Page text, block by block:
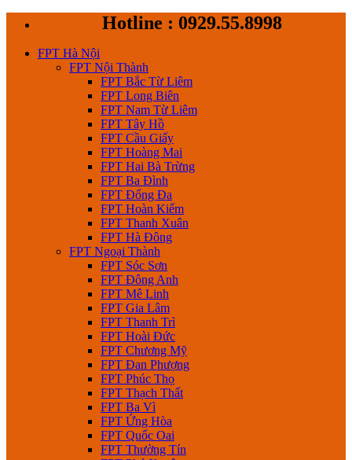
content
Hotline : 0929.55.8998
FPT Hà Nội
FPT Nội Thành
FPT Bắc Từ Liêm
FPT Long Biên
FPT Nam Từ Liêm
FPT Tây Hồ
FPT Cầu Giấy
FPT Hoàng Mai
FPT Hai Bà Trừng
FPT Ba Đình
FPT Đống Đa
FPT Hoàn Kiếm
FPT Thanh Xuân
FPT Hà Đông
FPT Ngoại Thành
FPT Sóc Sơn
FPT Đông Anh
FPT Mê Linh
FPT Gia Lâm
FPT Thanh Trì
FPT Hoài Đức
FPT Chương Mỹ
FPT Đan Phượng
FPT Phúc Thọ
FPT Thạch Thất
FPT Ba Vì
FPT Ứng Hòa
FPT Quốc Oai
FPT Thường Tín